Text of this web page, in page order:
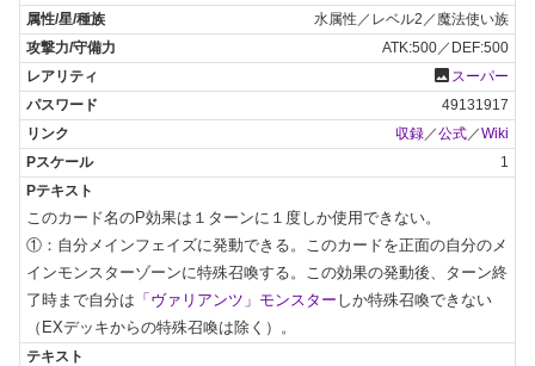
水属性／レベル2／魔法使い族
ATK:500／DEF:500
photo スーパー
49131917
収録 ／公式 ／Wiki
1
このカード名のP効果は１ターンに１度しか使用できない。
①：自分メインフェイズに発動できる。このカードを正面の自分のメ
インモンスターゾーンに特殊召喚する。この効果の発動後、ターン終
了時まで自分は 「ヴァリアンツ」モンスター しか特殊召喚できない
（EXデッキからの特殊召喚は除く）。